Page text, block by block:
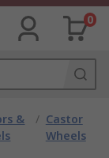
0
&
/ Castor
Wheels